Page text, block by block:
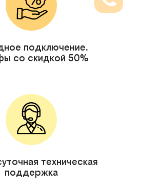
подключение.
со скидкой 50%
техническая
поддержка